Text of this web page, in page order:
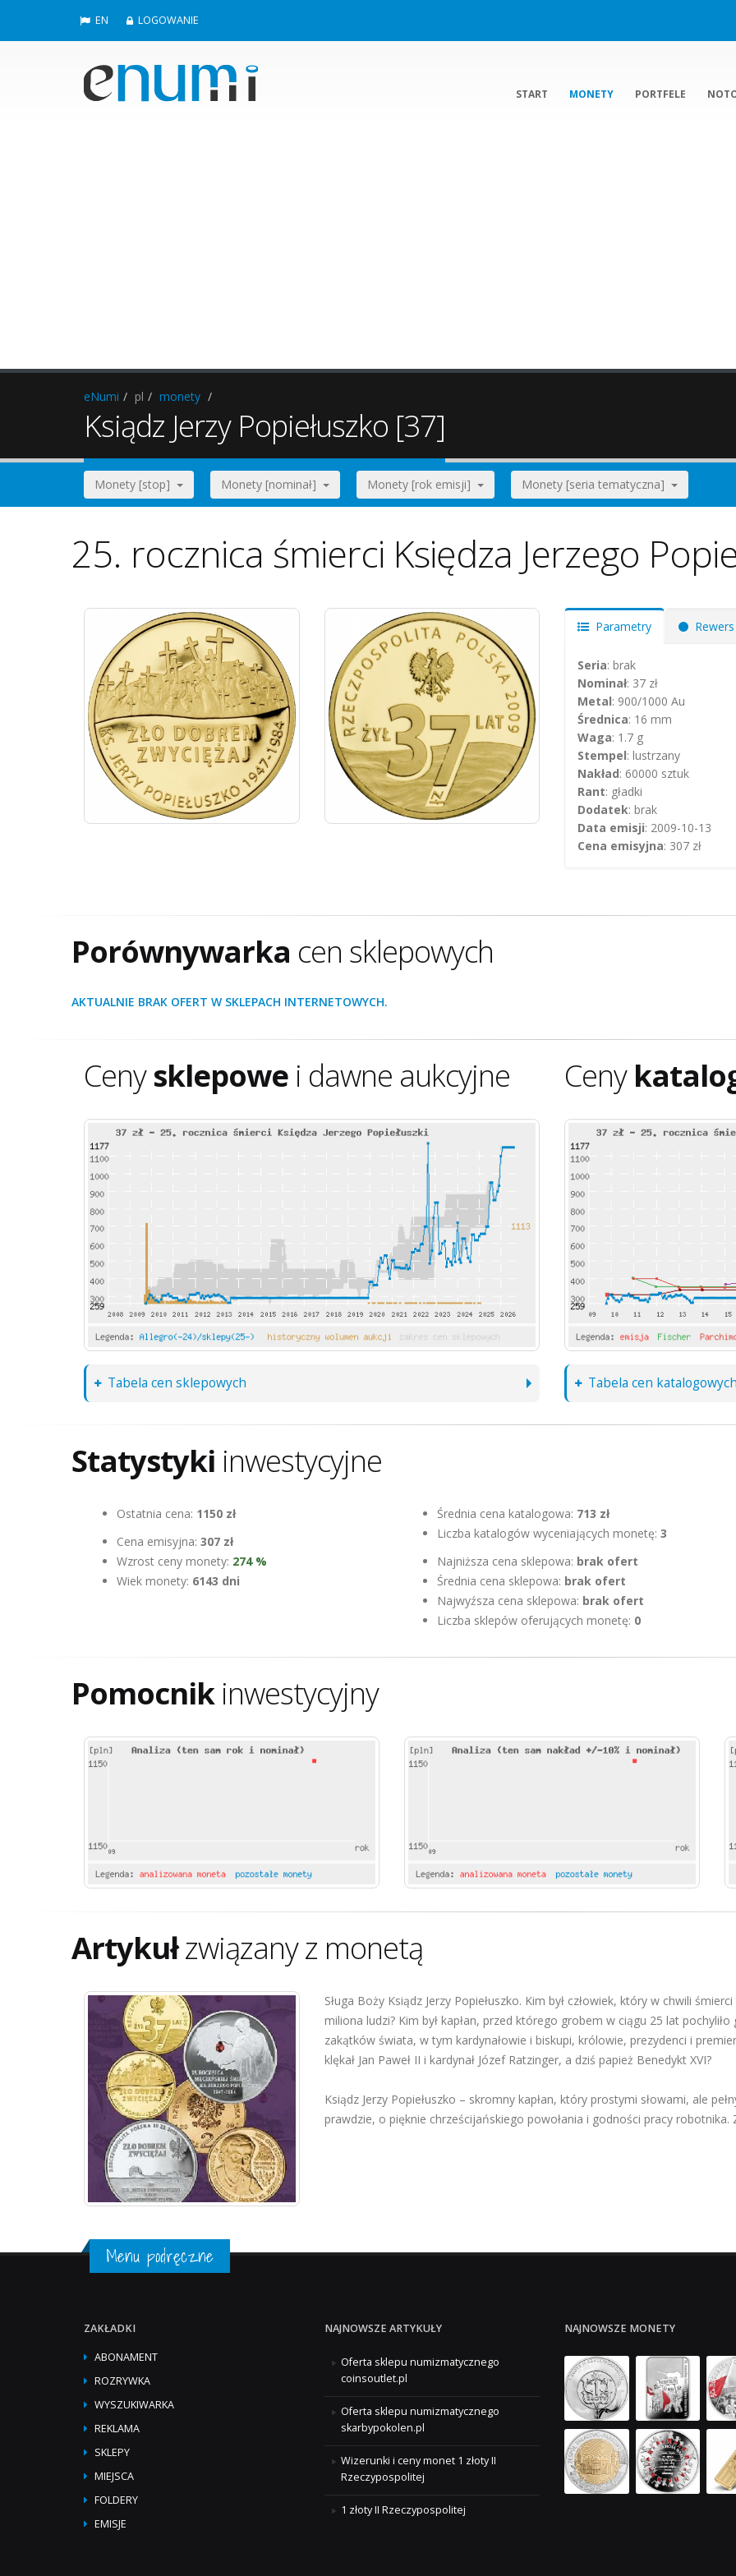
EN LOGOWANIE
START MONETY PORTFELE
eNumi pl monety
Ksiądz Jerzy Popiełuszko [37]
Monety [stop] Monety [nominał] Monety [rok emisji] Monety [seria tematyczna]
25. rocznica śmierci Księdza Jerzego
Parametry Rewers
Seria: brak
Nominał: 37 zł
Metal: 900/1000 Au
Średnica: 16 mm
Waga: 1.7 g
Stempel: lustrzany
Nakład: 60000 sztuk
Rant: gładki
Dodatek: brak
Data emisji: 2009-10-13
Cena emisyjna: 307 zł
Porównywarka cen sklepowych
AKTUALNIE BRAK OFERT W SKLEPACH INTERNETOWYCH.
Cenysklepowe i dawne aukcyjne
Tabela cen sklepowych
Ceny
Tabela cen
Statystyki inwestycyjne
Ostatnia cena: 1150 zł
Cena emisyjna: 307 zł
Wzrost ceny monety: 274 %
Wiek monety: 6143 dni
Średnia cena katalogowa: 713 zł
Liczba katalogów wyceniających monetę: 3
Najniższa cena sklepowa: brak ofert
Średnia cena sklepowa: brak ofert
Najwyźsza cena sklepowa: brak ofert
Liczba sklepów oferujących monetę: 0
Pomocnikinwestycyjny
Artykułzwiązany z monetą
Sługa Boży Ksiądz Jerzy Popiełuszko. Kim był człowiek, który w chwili
miliona ludzi? Kim był kapłan, przed którego grobem w ciągu 25 lat
zakątków świata, w tym kardynałowie i biskupi, królowie, prezydenci i
klękał Jan Paweł II i kardynał Józef Ratzinger, a dziś papież Benedykt XVI?
Ksiądz Jerzy Popiełuszko – skromny kapłan, który prostymi słowami, ale
prawdzie, o pięknie chrześcijańskiego powołania i godności pracy
Menu podręczne
ZAKŁADKI
ABONAMENT
ROZRYWKA
WYSZUKIWARKA
REKLAMA
SKLEPY
MIEJSCA
FOLDERY
EMISJE
NAJNOWSZE ARTYKUŁY
Oferta sklepu numizmatycznego
coinsoutlet.pl
Oferta sklepu numizmatycznego
skarbypokolen.pl
Wizerunki i ceny monet 1 złoty II
Rzeczypospolitej
1 złoty II Rzeczypospolitej
NAJNOWSZE MONETY